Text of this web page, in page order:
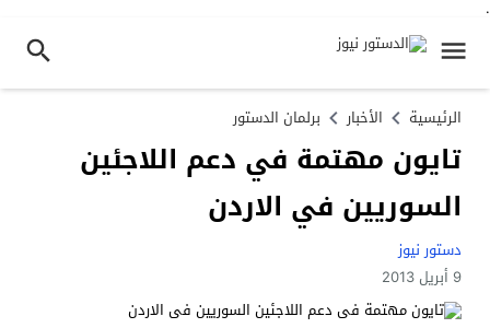
.
الرئيسية الأخبار برلمان الدستور
تايون مهتمة في دعم اللاجئين
السوريين في الاردن
دستور نيوز
9 أبريل 2013